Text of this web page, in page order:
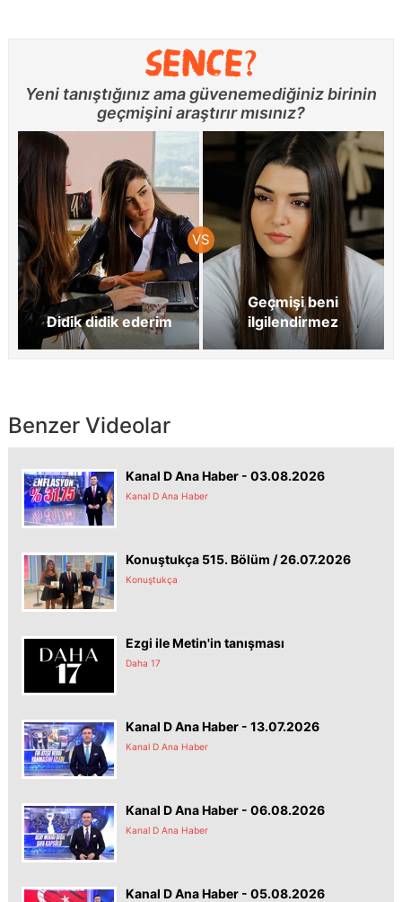
Yeni tanıştığınız ama güvenemediğiniz birinin
geçmişini araştırır mısınız?
Didik didik ederim
Geçmişi beni
ilgilendirmez
Benzer Videolar
Kanal D Ana Haber - 03.08.2026
Kanal D Ana Haber
Konuştukça 515. Bölüm / 26.07.2026
Konuştukça
Ezgi ile Metin'in tanışması
Daha 17
Kanal D Ana Haber - 13.07.2026
Kanal D Ana Haber
Kanal D Ana Haber - 06.08.2026
Kanal D Ana Haber
Kanal D Ana Haber - 05.08.2026